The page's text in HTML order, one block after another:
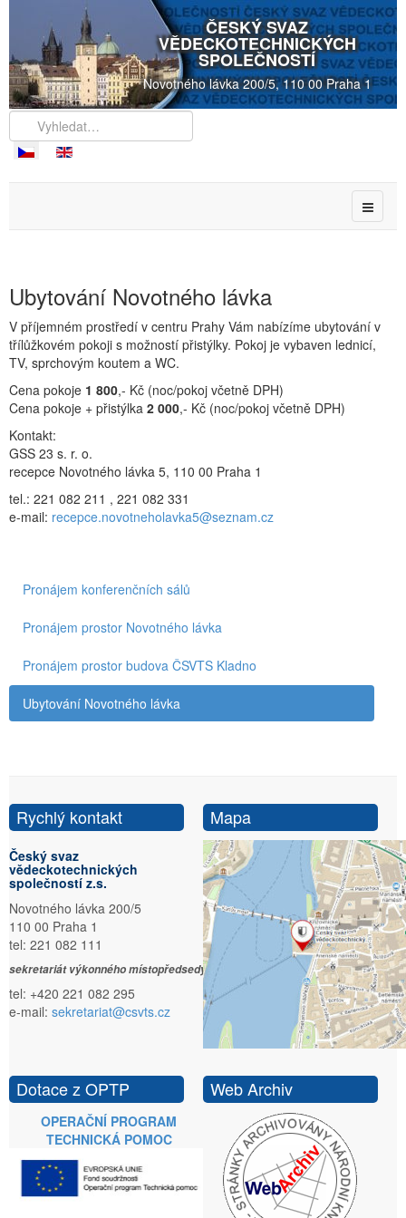
ČESKÝ SVAZ
VĚDECKOTECHNICKÝCH
SPOLEČNOSTÍ
Novotného lávka 200/5, 110 00 Praha 1
Ubytování Novotného lávka
V příjemném prostředí v centru Prahy Vám nabízíme ubytování v
třílůžkovém pokoji s možností přistýlky. Pokoj je vybaven lednicí,
TV, sprchovým koutem a WC.
Cena pokoje 1 800,- Kč (noc/pokoj včetně DPH)
Cena pokoje + přistýlka 2 000,- Kč (noc/pokoj včetně DPH)
Kontakt:
GSS 23 s. r. o.
recepce Novotného lávka 5, 110 00 Praha 1
tel.: 221 082 211 , 221 082 331
e-mail: recepce.novotneholavka5@seznam.cz
Pronájem konferenčních sálů
Pronájem prostor Novotného lávka
Pronájem prostor budova ČSVTS Kladno
Ubytování Novotného lávka
Rychlý kontakt
Český svaz
vědeckotechnických
společností z.s.
Novotného lávka 200/5
110 00 Praha 1
tel: 221 082 111
sekretariát výkonného místopředsedy:
tel: +420 221 082 295
e-mail: sekretariat@csvts.cz
Mapa
Dotace z OPTP
OPERAČNÍ PROGRAM
TECHNICKÁ POMOC
Web Archiv